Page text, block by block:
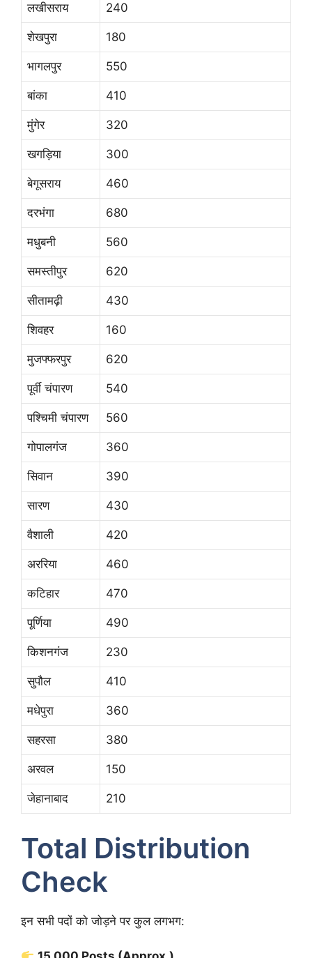
लखीसराय 240
शेखपुरा 180
भागलपुर 550
बांका 410
मुंगेर 320
खगड़िया 300
बेगूसराय 460
दरभंगा 680
मधुबनी 560
समस्तीपुर 620
सीतामढ़ी 430
शिवहर 160
मुजफ्फरपुर 620
पूर्वी चंपारण 540
पश्चिमी चंपारण 560
गोपालगंज 360
सिवान 390
सारण 430
वैशाली 420
अररिया 460
कटिहार 470
पूर्णिया 490
किशनगंज 230
सुपौल 410
मधेपुरा 360
सहरसा 380
अरवल 150
जेहानाबाद 210
Total Distribution
Check
इन सभी पदों को जोड़ने पर कुल लगभग: